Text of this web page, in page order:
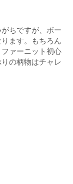
ちですが、ボー
ます。もちろん
ァーニット初心
の柄物はチャレ